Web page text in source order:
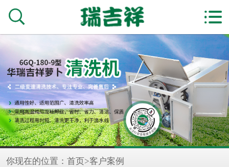


你现在的位置： 首页 >客户案例